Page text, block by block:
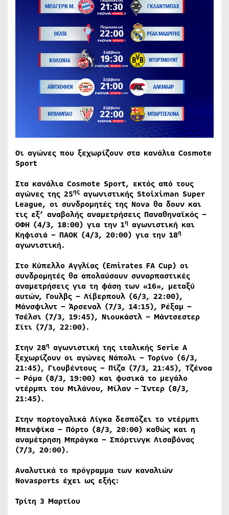
Οι αγώνες που ξεχωρίζουν στα κανάλια Cosmote
Sport
Στα κανάλια Cosmote Sport, εκτός από τους
αγώνες της 25ης αγωνιστικής Stoiximan Super
League, οι συνδρομητές της Nova θα δουν και
τις εξ’ αναβολής αναμετρήσεις Παναθηναϊκός –
ΟΦΗ (4/3, 18:00) για την 1η αγωνιστική και
Κηφισιά – ΠΑΟΚ (4/3, 20:00) για την 18η
αγωνιστική.
Στο Κύπελλο Αγγλίας (Emirates FA Cup) οι
συνδρομητές θα απολαύσουν συναρπαστικές
αναμετρήσεις για τη φάση των «16», μεταξύ
αυτών, Γουλβς – Λίβερπουλ (6/3, 22:00),
Μάνσφιλντ – Άρσεναλ (7/3, 14:15), Ρέξαμ –
Τσέλσι (7/3, 19:45), Νιουκάστλ – Μάντσεστερ
Σίτι (7/3, 22:00).
Στην 28η αγωνιστική της ιταλικής Serie A
ξεχωρίζουν οι αγώνες Νάπολι – Τορίνο (6/3,
21:45), Γιουβέντους – Πίζα (7/3, 21:45), Τζένοα
– Ρόμα (8/3, 19:00) και φυσικά το μεγάλο
ντέρμπι του Μιλάνου, Μίλαν – Ίντερ (8/3,
21:45).
Στην πορτογαλικά Λίγκα δεσπόζει το ντέρμπι
Μπενφίκα – Πόρτο (8/3, 20:00) καθώς και η
αναμέτρηση Μπράγκα – Σπόρτινγκ Λισαβόνας
(7/3, 20:00).
Αναλυτικά το πρόγραμμα των καναλιών
Novasports έχει ως εξής:
Τρίτη 3 Μαρτίου